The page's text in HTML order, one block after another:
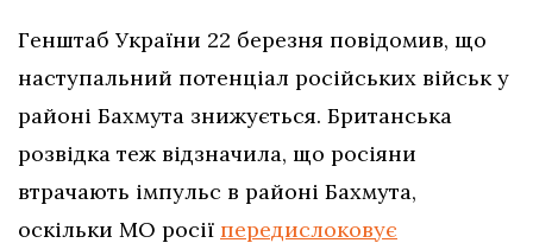
Генштаб України 22 березня повідомив, що
наступальний потенціал російських військ у
районі Бахмута знижується. Британська
розвідка теж відзначила, що росіяни
втрачають імпульс в районі Бахмута,
оскільки МО росії передислоковує